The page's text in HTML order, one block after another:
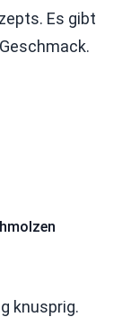
Es gibt
knusprig.